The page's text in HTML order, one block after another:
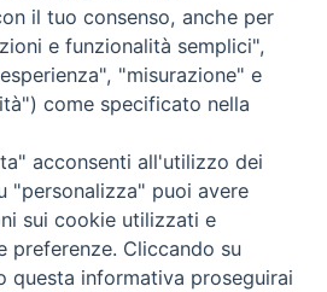
Padova
com
il tuo consenso, anche per
e funzionalità semplici",
"misurazione" e
come specificato nella
acconsenti all'utilizzo dei
"personalizza" puoi avere
sui cookie utilizzati e
preferenze. Cliccando su
questa informativa proseguirai